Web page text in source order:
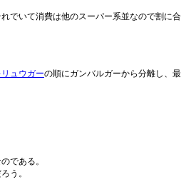
でいて消費は他のスーパー系並なので割に
ュウガーの順にガンバルガーから分離し、
である。
う。